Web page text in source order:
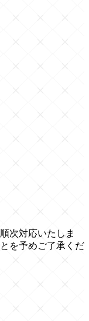
次対応いたしま
を予めご了承くだ